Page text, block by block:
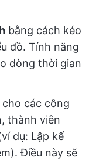
bằng cách kéo
đồ. Tính năng
dòng thời gian
cho các công
thành viên
dụ: Lập kế
Điều này sẽ